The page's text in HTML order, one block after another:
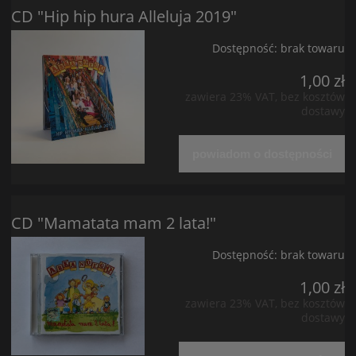
CD "Hip hip hura Alleluja 2019"
Dostępność: brak towaru
1,00 zł
zawiera 23% VAT, bez kosztów
dostawy
CD "Mamatata mam 2 lata!"
Dostępność: brak towaru
1,00 zł
zawiera 23% VAT, bez kosztów
dostawy